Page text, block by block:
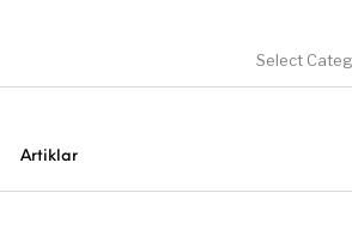
Select
Artiklar
Gummistövlar Okategoriserad